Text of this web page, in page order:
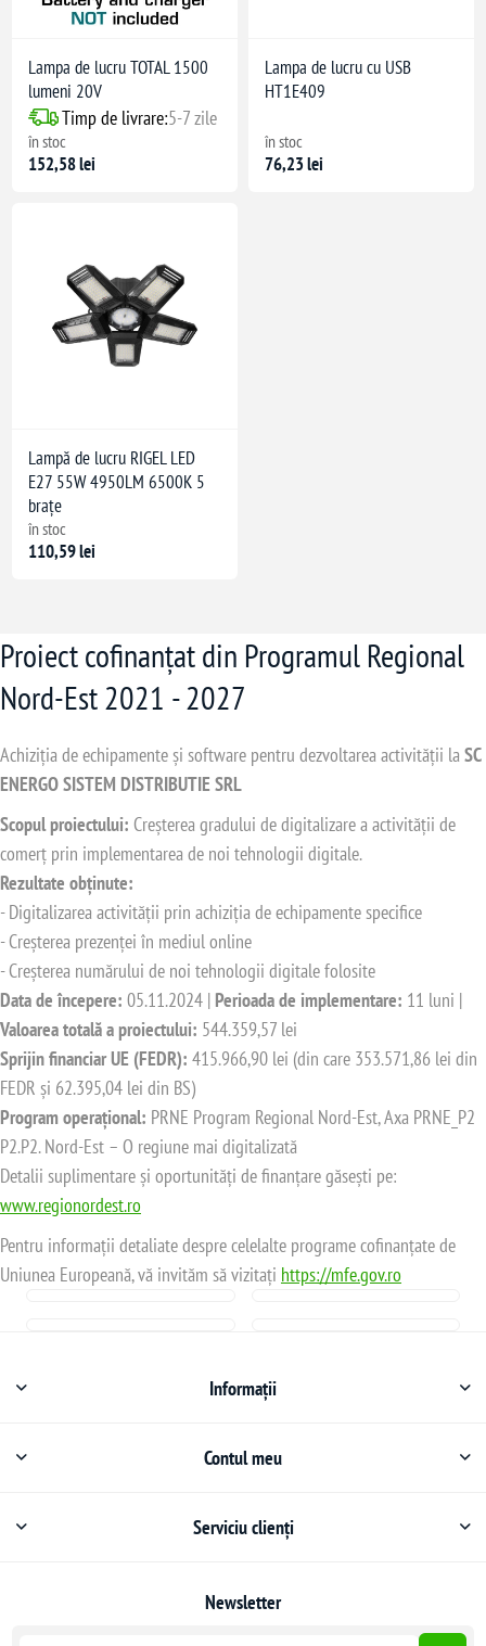
Lampa de lucru TOTAL 1500
lumeni 20V
Timp de livrare:5-7 zile
în stoc
152,58 lei
Lampa de lucru cu USB
HT1E409
în stoc
76,23 lei
Lampă de lucru RIGEL LED
E27 55W 4950LM 6500K 5
brațe
în stoc
110,59 lei
Proiect cofinanțat din Programul Regional
Nord-Est 2021 - 2027
Achiziția de echipamente și software pentru dezvoltarea activității laSC
ENERGO SISTEM DISTRIBUTIE SRL
Scopul proiectului: Creșterea gradului de digitalizare a activității de
comerț prin implementarea de noi tehnologii digitale.
Rezultate obținute:
- Digitalizarea activității prin achiziția de echipamente specifice
- Creșterea prezenței în mediul online
- Creșterea numărului de noi tehnologii digitale folosite
Data de începere: 05.11.2024 | Perioada de implementare: 11 luni |
Valoarea totală a proiectului: 544.359,57 lei
Sprijin financiar UE (FEDR): 415.966,90 lei (din care 353.571,86 lei din
FEDR și 62.395,04 lei din BS)
Program operațional: PRNE Program Regional Nord-Est, Axa PRNE_P2
P2.P2. Nord-Est – O regiune mai digitalizată
Detalii suplimentare și oportunități de finanțare găsești pe:
www.regionordest.ro
Pentru informații detaliate despre celelalte programe cofinanțate de
Uniunea Europeană, vă invităm să vizitați https://mfe.gov.ro
Informații
Contul meu
Serviciu clienți
Newsletter